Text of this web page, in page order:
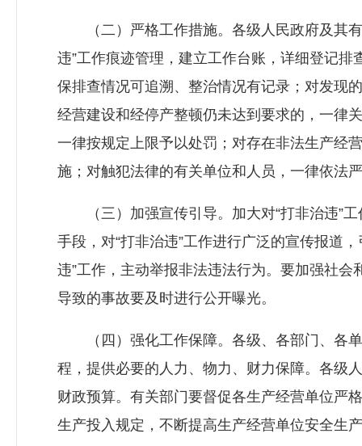
（二）严格工作措施。各级人民政府及其有
违”工作痕迹管理，建立工作台账，详细登记
保排查情况可追溯、整治情况有记录；对发现
经营建设和经停产整顿仍未达到要求的，一律
一律按规定上限予以处罚；对存在非法生产经
施；对触犯法律的有关单位和人员，一律依法
（三）加强宣传引导。加大对“打非治违”工
手段，对“打非治违”工作进行广泛的宣传报道
违”工作，主动举报非法违法行为。要加强社
导致的事故要及时进行公开曝光。
（四）强化工作保障。各级、各部门、各单
程，提供必要的人力、物力、财力保障。各级
财政预算。有关部门要督促各生产经营单位严
生产投入规定，不断提高生产经营单位安全生